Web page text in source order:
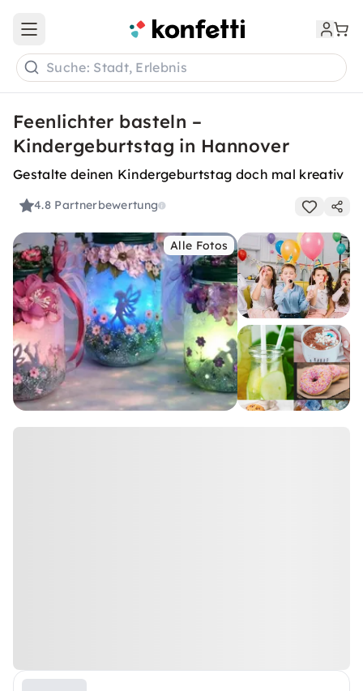
Open main menu
Suche: Stadt, Erlebnis
Feenlichter basteln –
Kindergeburtstag in Hannover
Gestalte deinen Kindergeburtstag doch mal kreativ
4.8 Partnerbewertung
Alle Fotos